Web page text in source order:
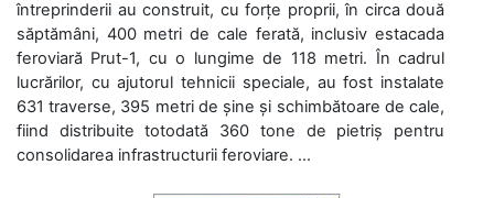
întreprinderii au construit, cu forțe proprii, în circa două
săptămâni, 400 metri de cale ferată, inclusiv estacada
feroviară Prut-1, cu o lungime de 118 metri. În cadrul
lucrărilor, cu ajutorul tehnicii speciale, au fost instalate
631 traverse, 395 metri de șine și schimbătoare de cale,
fiind distribuite totodată 360 tone de pietriș pentru
consolidarea infrastructurii feroviare. ...